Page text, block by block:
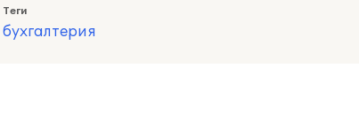
Теги
бухгалтерия